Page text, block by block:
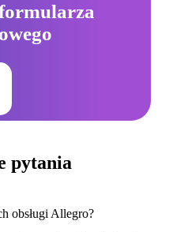
pytania
obsługi Allegro?